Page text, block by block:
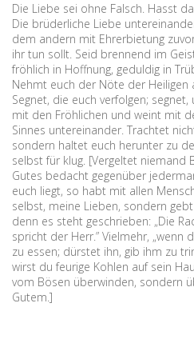
Die Liebe sei ohne Falsch. Hasst
Die brüderliche Liebe
dem andern mit Ehrerbietung
ihr tun sollt. Seid brennend im
fröhlich in Hoffnung, geduldig in
Nehmt euch der Nöte der Heiligen
Segnet, die euch verfolgen;
mit den Fröhlichen und weint mit
Sinnes untereinander. Trachtet
sondern haltet euch herunter zu
selbst für klug. [Vergeltet niemand
Gutes bedacht gegenüber
euch liegt, so habt mit allen
selbst, meine Lieben, sondern
denn es steht geschrieben: „Die
spricht der Herr.” Vielmehr, „wenn
zu essen; dürstet ihn, gib ihm zu
wirst du feurige Kohlen auf sein
vom Bösen überwinden, sondern
Gutem.]